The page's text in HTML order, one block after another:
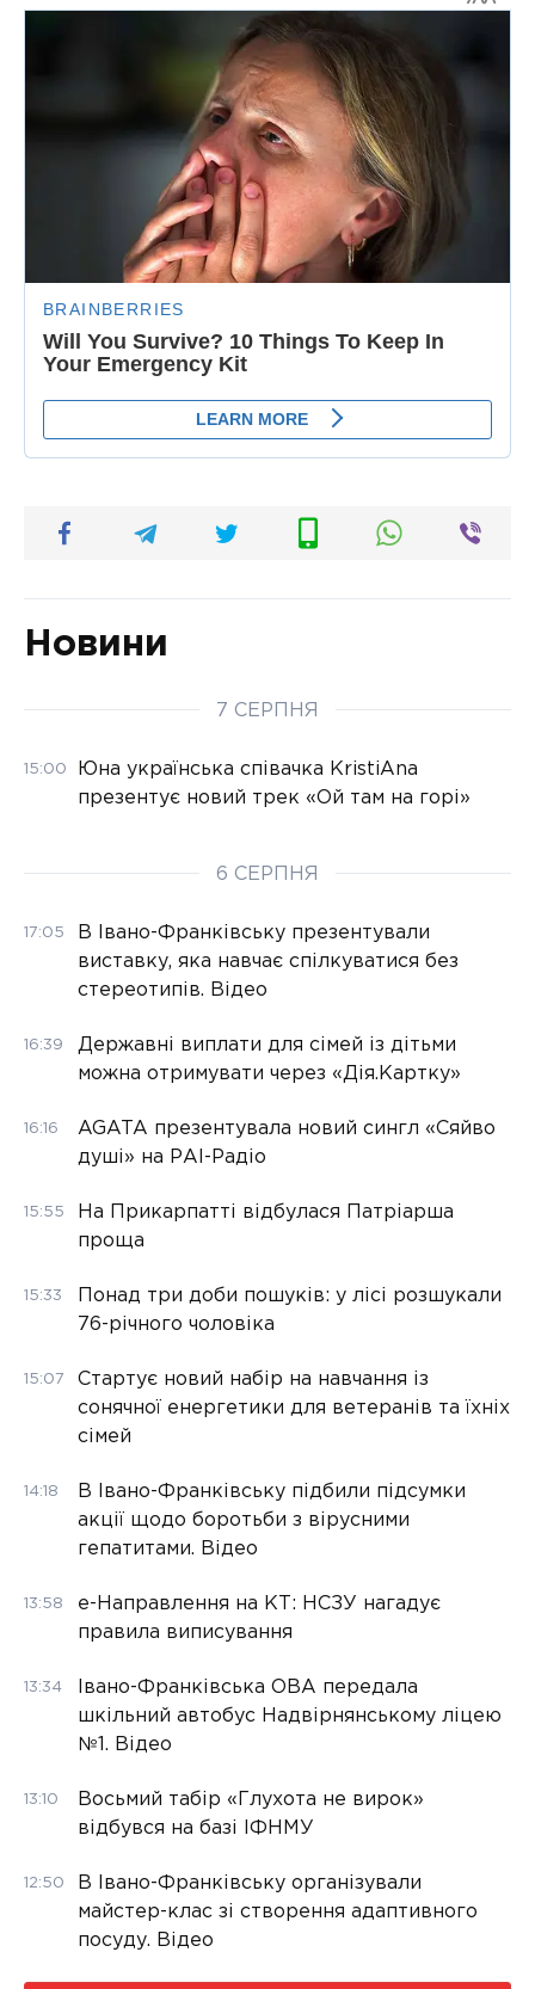
Новини
7 СЕРПНЯ
15:00
Юна українська співачка KristiAna
презентує новий трек «Ой там на горі»
6 СЕРПНЯ
17:05
В Івано-Франківську презентували
виставку, яка навчає спілкуватися без
стереотипів. Відео
16:39
Державні виплати для сімей із дітьми
можна отримувати через «Дія.Картку»
16:16
AGATA презентувала новий сингл «Сяйво
душі» на РАІ-Радіо
15:55
На Прикарпатті відбулася Патріарша
проща
15:33
Понад три доби пошуків: у лісі розшукали
76-річного чоловіка
15:07
Стартує новий набір на навчання із
сонячної енергетики для ветеранів та їхніх
сімей
14:18
В Івано-Франківську підбили підсумки
акції щодо боротьби з вірусними
гепатитами. Відео
13:58
е-Направлення на КТ: НСЗУ нагадує
правила виписування
13:34
Івано-Франківська ОВА передала
шкільний автобус Надвірнянському ліцею
№1. Відео
13:10
Восьмий табір «Глухота не вирок»
відбувся на базі ІФНМУ
12:50
В Івано-Франківську організували
майстер-клас зі створення адаптивного
посуду. Відео